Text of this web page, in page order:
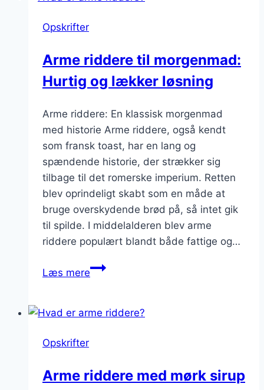
sundere
variation
Opskrifter
Arme riddere til morgenmad:
Hurtig og lækker løsning
Arme riddere: En klassisk morgenmad
med historie Arme riddere, også kendt
som fransk toast, har en lang og
spændende historie, der strækker sig
tilbage til det romerske imperium. Retten
blev oprindeligt skabt som en måde at
bruge overskydende brød på, så intet gik
til spilde. I middelalderen blev arme
riddere populært blandt både fattige og…
Læs mereArme
morgenmad:
løsning
Opskrifter
Arme riddere med mørk sirup